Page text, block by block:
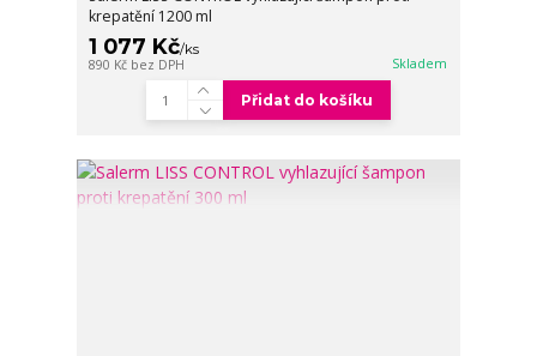
krepatění 1200 ml
1 077 Kč/ks
890 Kč bez DPH Skladem
Přidat do košíku